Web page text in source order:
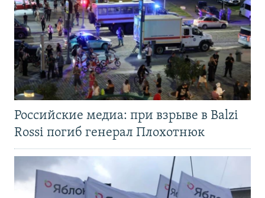
Российские медиа: при взрыве в Balzi
Rossi погиб генерал Плохотнюк